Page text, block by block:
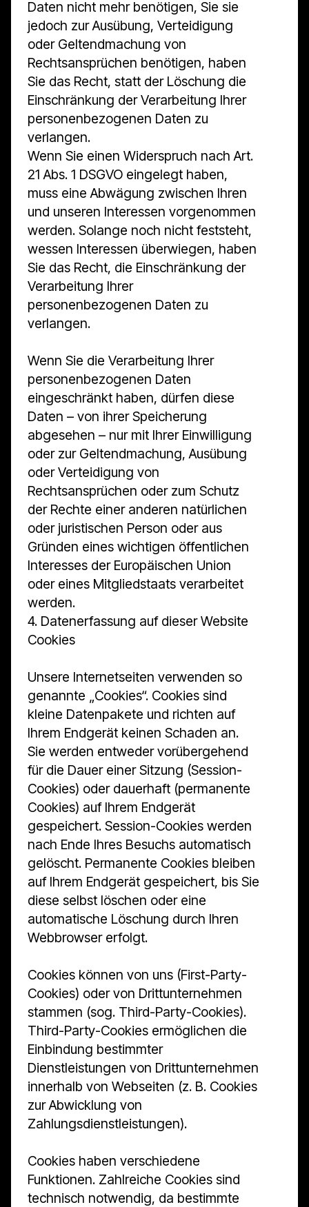
Daten nicht mehr benötigen, Sie sie
jedoch zur Ausübung, Verteidigung
oder Geltendmachung von
Rechtsansprüchen benötigen, haben
Sie das Recht, statt der Löschung die
Einschränkung der Verarbeitung Ihrer
personenbezogenen Daten zu
verlangen.
Wenn Sie einen Widerspruch nach Art.
21 Abs. 1 DSGVO eingelegt haben,
muss eine Abwägung zwischen Ihren
und unseren Interessen vorgenommen
werden. Solange noch nicht feststeht,
wessen Interessen überwiegen, haben
Sie das Recht, die Einschränkung der
Verarbeitung Ihrer
personenbezogenen Daten zu
verlangen.
Wenn Sie die Verarbeitung Ihrer
personenbezogenen Daten
eingeschränkt haben, dürfen diese
Daten – von ihrer Speicherung
abgesehen – nur mit Ihrer Einwilligung
oder zur Geltendmachung, Ausübung
oder Verteidigung von
Rechtsansprüchen oder zum Schutz
der Rechte einer anderen natürlichen
oder juristischen Person oder aus
Gründen eines wichtigen öffentlichen
Interesses der Europäischen Union
oder eines Mitgliedstaats verarbeitet
werden.
4. Datenerfassung auf dieser Website
Cookies
Unsere Internetseiten verwenden so
genannte „Cookies“. Cookies sind
kleine Datenpakete und richten auf
Ihrem Endgerät keinen Schaden an.
Sie werden entweder vorübergehend
für die Dauer einer Sitzung (Session-
Cookies) oder dauerhaft (permanente
Cookies) auf Ihrem Endgerät
gespeichert. Session-Cookies werden
nach Ende Ihres Besuchs automatisch
gelöscht. Permanente Cookies bleiben
auf Ihrem Endgerät gespeichert, bis Sie
diese selbst löschen oder eine
automatische Löschung durch Ihren
Webbrowser erfolgt.
Cookies können von uns (First-Party-
Cookies) oder von Drittunternehmen
stammen (sog. Third-Party-Cookies).
Third-Party-Cookies ermöglichen die
Einbindung bestimmter
Dienstleistungen von Drittunternehmen
innerhalb von Webseiten (z. B. Cookies
zur Abwicklung von
Zahlungsdienstleistungen).
Cookies haben verschiedene
Funktionen. Zahlreiche Cookies sind
technisch notwendig, da bestimmte